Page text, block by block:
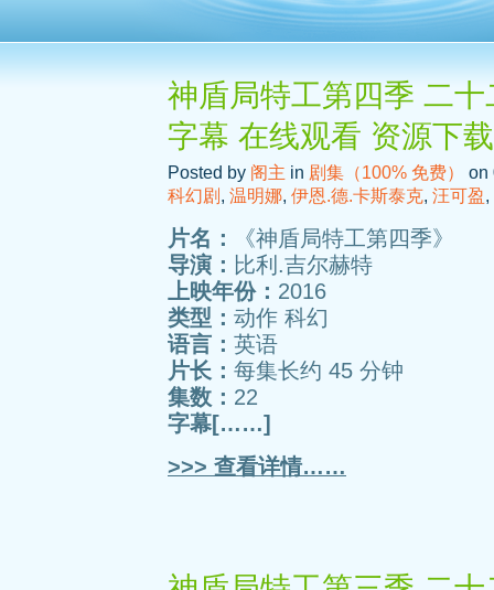
神盾局特工第四季 二
字幕 在线观看 资源下载
Posted by 阁主 in 剧集（100% 免费）
on
科幻剧 , 温明娜, 伊恩.德.卡斯泰克, 汪可盈,
片名：
《神盾局特工第四季》
导演： 比利.吉尔赫特
上映年份： 2016
类型： 动作 科幻
语言： 英语
片长： 每集长约 45 分钟
集数： 22
字幕[……]
>>> 查看详情……